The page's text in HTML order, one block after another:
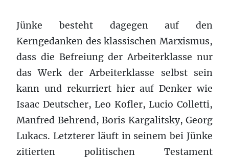
Jünke besteht dagegen auf den
Kerngedanken des klassischen Marxismus,
dass die Befreiung der Arbeiterklasse nur
das Werk der Arbeiterklasse selbst sein
kann und rekurriert hier auf Denker wie
Isaac Deutscher, Leo Kofler, Lucio Colletti,
Manfred Behrend, Boris Kargalitsky, Georg
Lukacs. Letzterer läuft in seinem bei Jünke
zitierten politischen Testament